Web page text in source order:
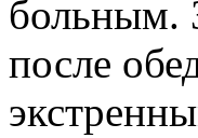
больным.
после